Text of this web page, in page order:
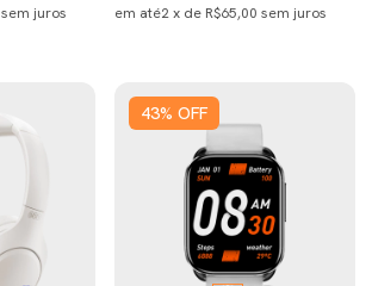
sem juros em até2x de R$65,00 sem juros
43% OFF